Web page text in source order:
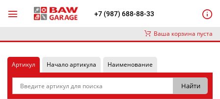
+7 (987) 688-88-33
Ваша корзина пуста
Артикул Начало артикула Наименование